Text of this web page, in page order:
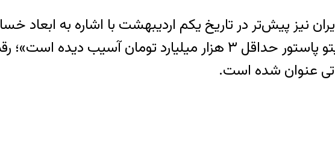
نیز پیش‌تر در تاریخ یکم اردیبهشت با اشاره به ابعاد
مراکز بسیار سنگین است و برای نمونه «انستیتو پاستور حداقل ۳ هزار
عنوان شده است.